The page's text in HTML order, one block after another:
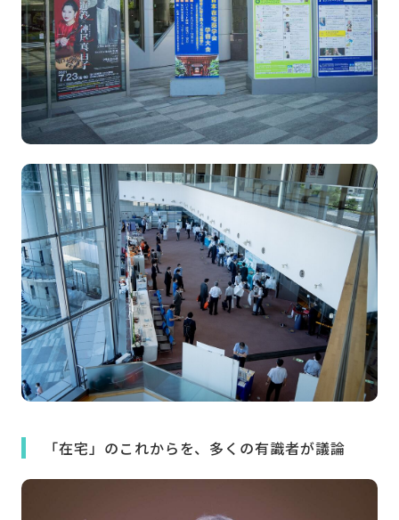
「在宅」のこれからを、多くの有識者が議論